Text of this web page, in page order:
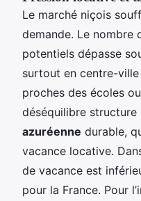
Le marché niçois
demande. Le nombre
potentiels dépasse
surtout en centre-
proches des écoles
déséquilibre structure
azuréenne durable,
vacance locative.
de vacance est
pour la France. Pour